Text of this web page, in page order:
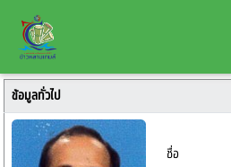
ข้อมูลทั่วไป
ชื่อ